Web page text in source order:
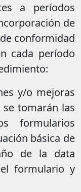
a períodos
de
conformidad
cada período
y/o mejoras
tomarán las
formularios
básica de
de la data
formulario y